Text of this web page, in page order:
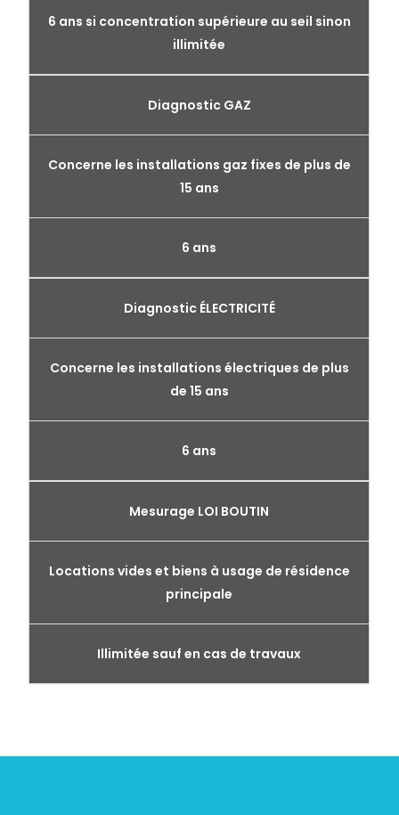
6 ans si concentration supérieure au seil sinon
illimitée
Diagnostic GAZ
Concerne les installations gaz fixes de plus de
15 ans
6 ans
Diagnostic ÉLECTRICITÉ
Concerne les installations électriques de plus
de 15 ans
6 ans
Mesurage LOI BOUTIN
Locations vides et biens à usage de résidence
principale
Illimitée sauf en cas de travaux